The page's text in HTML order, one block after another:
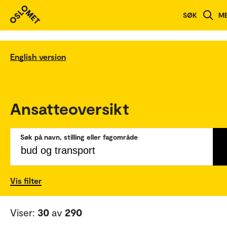
SØK
English version
Ansatteoversikt
Søk på navn, stilling eller fagområde
Vis filter
Viser: 30 av 290